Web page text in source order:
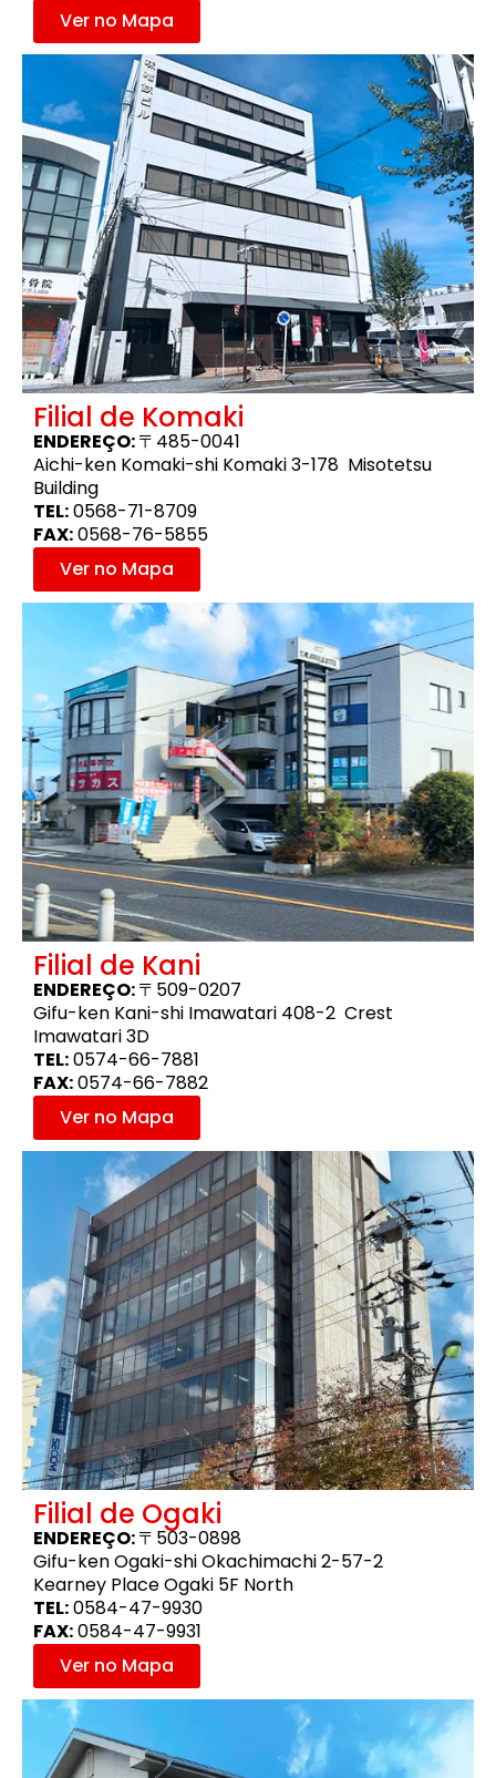
Ver no Mapa
Filial de Komaki
ENDEREÇO:〒485-0041
Aichi-ken Komaki-shi Komaki 3-178 Misotetsu
Building
TEL:0568-71-8709
FAX:0568-76-5855
Ver no Mapa
Filial de Kani
ENDEREÇO:〒509-0207
Gifu-ken Kani-shi Imawatari 408-2 Crest
Imawatari 3D
TEL:0574-66-7881
FAX:0574-66-7882
Ver no Mapa
Filial de Ogaki
ENDEREÇO:〒503-0898
Gifu-ken Ogaki-shi Okachimachi 2-57-2
Kearney Place Ogaki 5F North
TEL:0584-47-9930
FAX:0584-47-9931
Ver no Mapa